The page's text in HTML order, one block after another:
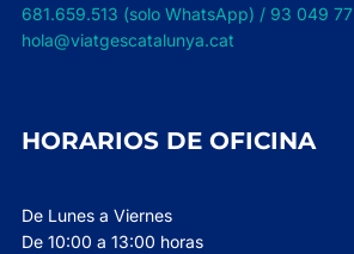
681.659.513 (solo WhatsApp) / 93 049
hola@viatgescatalunya.cat
HORARIOS DE OFICINA
De Lunes a Viernes
De 10:00 a 13:00 horas